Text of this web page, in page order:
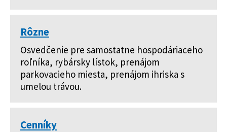
Rôzne
Osvedčenie pre samostatne hospodáriaceho
roľníka, rybársky lístok, prenájom
parkovacieho miesta, prenájom ihriska s
umelou trávou.
Cenníky